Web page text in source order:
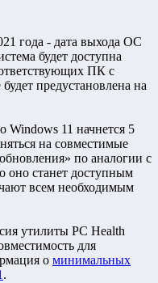
года - дата выхода ОС
будет доступна
ПК с
предустановлена на
Windows 11 начнется 5
на совместимые
по аналогии с
оно станет доступным
всем необходимым
утилиты PC Health
для
о минимальных
.